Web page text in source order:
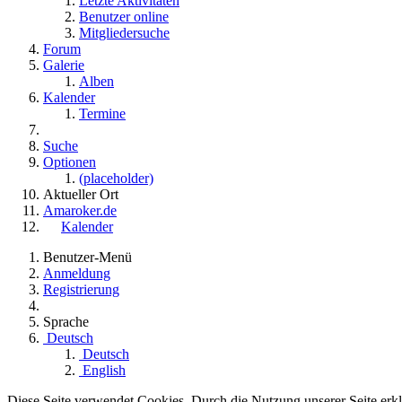
Benutzer online
Mitgliedersuche
Forum
Galerie
Alben
Kalender
Termine
Suche
Optionen
(placeholder)
Aktueller Ort
Amaroker.de
Kalender
Benutzer-Menü
Anmeldung
Registrierung
Sprache
Deutsch
Deutsch
English